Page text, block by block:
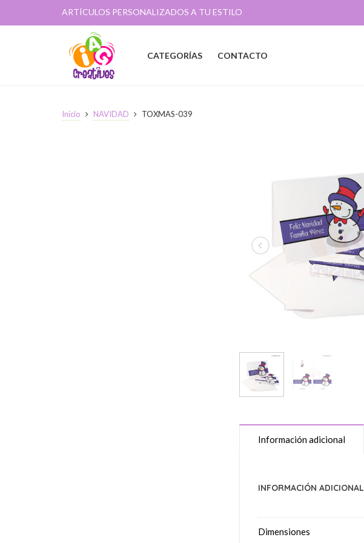
ARTÍCULOS PERSONALIZADOS A TU ESTILO
CATEGORÍAS CONTACTO
Inicio NAVIDAD TOXMAS-039
Información adicional
INFORMACIÓN ADICIONAL
Dimensiones